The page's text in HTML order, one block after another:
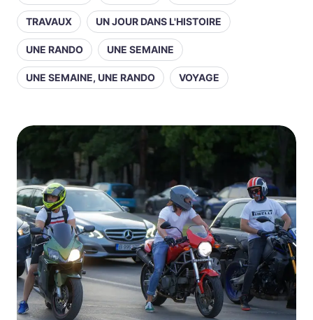
TRAVAUX UN JOUR DANS L'HISTOIRE
UNE RANDO UNE SEMAINE
UNE SEMAINE, UNE RANDO VOYAGE